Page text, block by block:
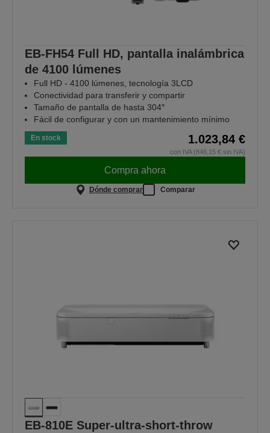
EB-FH54 Full HD, pantalla inalámbrica
de 4100 lúmenes
Full HD - 4100 lúmenes, tecnología 3LCD
Conectividad para transferir y compartir
Tamaño de pantalla de hasta 304″
Fácil de configurar y con un mantenimiento mínimo
En stock 1.023,84 €
con IVA (846,15 € sin IVA)
Compra ahora
Dónde comprar Comparar
EB-810E Super-ultra-short-throw